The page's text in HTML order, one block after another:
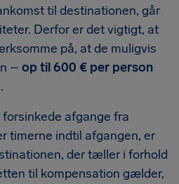
til destinationen, går
Derfor er det vigtigt, at
på, at de muligvis
– op til600 € per person
afgange fra
timerne indtil afgangen, er
der tæller i forhold
til kompensation gælder,